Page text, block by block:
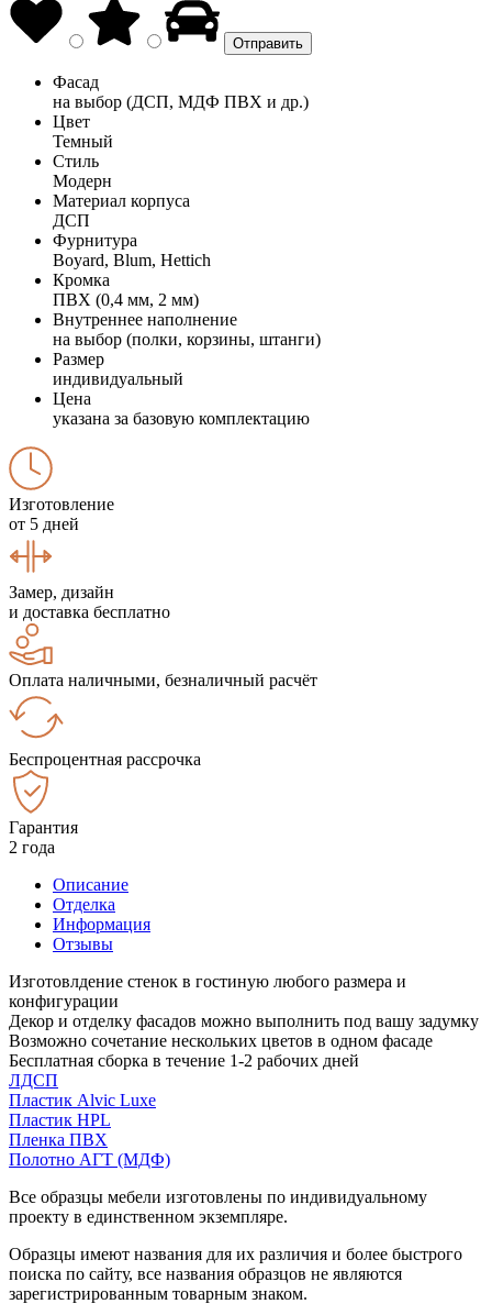
Фасад
на выбор (ДСП, МДФ ПВХ и др.)
Цвет
Темный
Стиль
Модерн
Материал корпуса
ДСП
Фурнитура
Boyard, Blum, Hettich
Кромка
ПВХ (0,4 мм, 2 мм)
Внутреннее наполнение
на выбор (полки, корзины, штанги)
Размер
индивидуальный
Цена
указана за базовую комплектацию
Изготовление
от 5 дней
Замер, дизайн
и доставка бесплатно
Оплата наличными, безналичный расчёт
Беспроцентная рассрочка
Гарантия
2 года
Описание
Отделка
Информация
Отзывы
Изготовлдение стенок в гостиную любого размера и
конфигурации
Декор и отделку фасадов можно выполнить под вашу задумку
Возможно сочетание нескольких цветов в одном фасаде
Бесплатная сборка в течение 1-2 рабочих дней
ЛДСП
Пластик Alvic Luxe
Пластик HPL
Пленка ПВХ
Полотно АГТ (МДФ)
Все образцы мебели изготовлены по индивидуальному
проекту в единственном экземпляре.
Образцы имеют названия для их различия и более быстрого
поиска по сайту, все названия образцов не являются
зарегистрированным товарным знаком.